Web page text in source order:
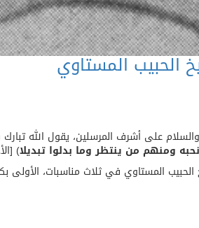
الحبيب المستاوي
على أشرف المرسلين، يقول الله
ومنهم من ينتظر وما بدلوا تبديلا)
المستاوي في ثلاث مناسبات، الأولى